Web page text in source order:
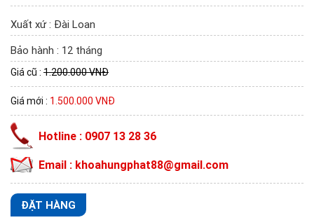
Xuất xứ : Đài Loan
Bảo hành : 12 tháng
Giá cũ : 1.200.000 VNĐ
Giá mới : 1.500.000 VNĐ
Hotline : 0907 13 28 36
Email : khoahungphat88@gmail.com
ĐẶT HÀNG